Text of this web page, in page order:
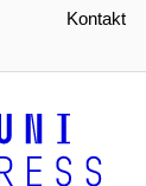
Kontakt